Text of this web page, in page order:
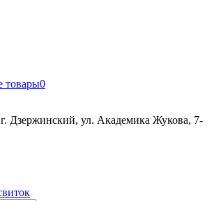
товары0
Дзержинский, ул. Академика Жукова, 7-